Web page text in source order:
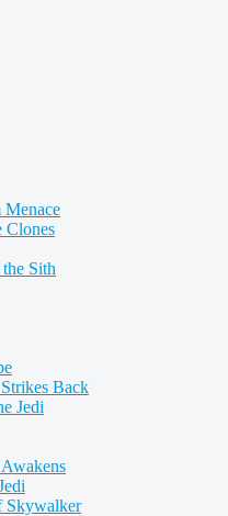
Menace
Clones
Sith
Back
Jedi
Skywalker